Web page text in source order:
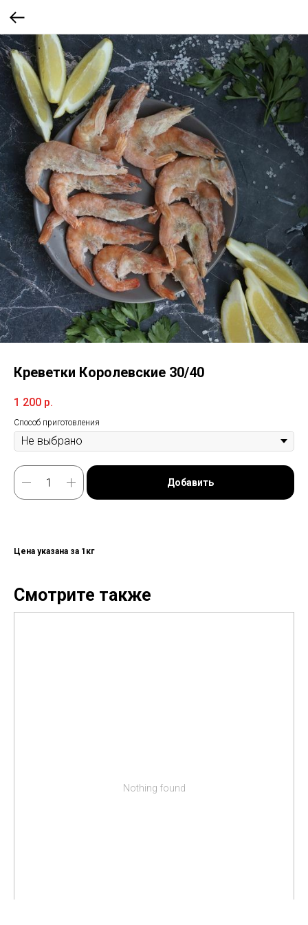
Креветки Королевские 30/40
1 200 р.
Способ приготовления
Добавить
Цена указана за 1кг
Смотрите также
Nothing found